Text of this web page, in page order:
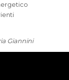
Giannini